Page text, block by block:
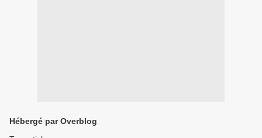
Hébergé par Overblog